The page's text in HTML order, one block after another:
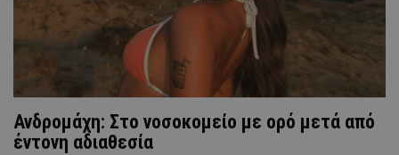
Ανδρομάχη: Στο νοσοκομείο με ορό μετά από
έντονη αδιαθεσία